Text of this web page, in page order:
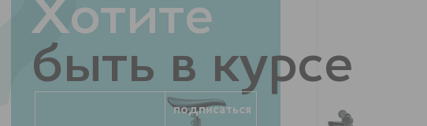
Хотите
быть в курсе